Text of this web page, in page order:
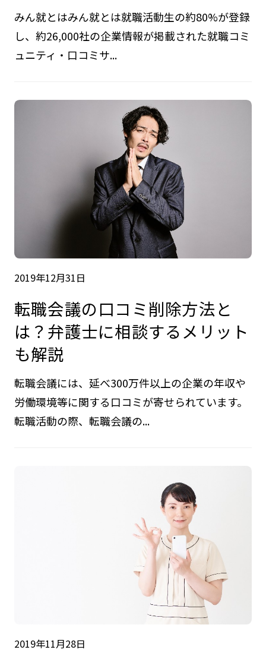
みん就とはみん就とは就職活動生の約80%が登録
し、約26,000社の企業情報が掲載された就職コミ
ュニティ・口コミサ...
2019年12月31日
転職会議の口コミ削除方法と
は？弁護士に相談するメリット
も解説
転職会議には、延べ300万件以上の企業の年収や
労働環境等に関する口コミが寄せられています。
転職活動の際、転職会議の...
2019年11月28日